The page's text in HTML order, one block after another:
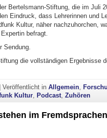
Bertelsmann-Stiftung, die im Juli
Eindruck, dass Lehrerinnen und
Kultur, näher nachzuhorchen,
befragt.
Sendung.
die vollständigen Ergebnisse
|Veröffentlicht inAllgemein ,
Kultur ,Podcast ,Zuhören
im